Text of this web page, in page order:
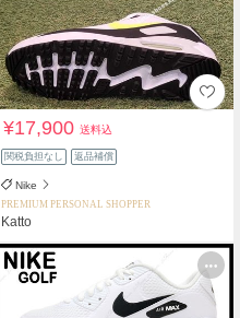
¥17,900送料込
関税負担なし 返品補償
Nike
PREMIUM PERSONAL SHOPPER
Katto